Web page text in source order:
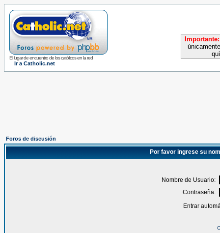
El lugar de encuentro de los católicos en la red
Ir a Catholic.net
Importante:
Foros de discusión
Por favor ingrese su
Nombre de Usuario:
Contraseña:
Entrar